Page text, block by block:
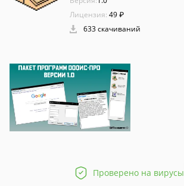
Лицензия: 49 ₽
633 скачиваний
Проверено на вирусы